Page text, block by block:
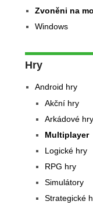
Zvoněni na
Windows
Hry
Android hry
Akční hry
Arkádové hry
Multiplayer
Logické hry
RPG hry
Simulátory
Strategické